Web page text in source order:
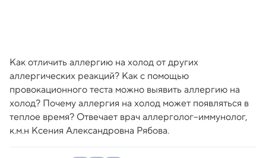
Как отличить аллергию на холод от других
аллергических реакций? Как с помощью
провокационного теста можно выявить аллергию на
холод? Почему аллергия на холод может появляться в
теплое время? Отвечает врач аллерголог–иммунолог,
к.м.н Ксения Александровна Рябова.